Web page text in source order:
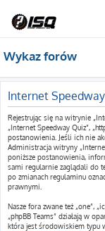
Wykaz forów
Internet
Rejestrując się na witrynie
„Internet Speedway Quiz”,
postanowienia. Jeśli ich nie
Administracja witryny
poniższe postanowienia,
sami regularnie zaglądali do
po zmianach regulaminu
prawnymi.
Nasze fora zwane też „one”,
„phpBB Teams” działają w
która jest środowiskiem typu